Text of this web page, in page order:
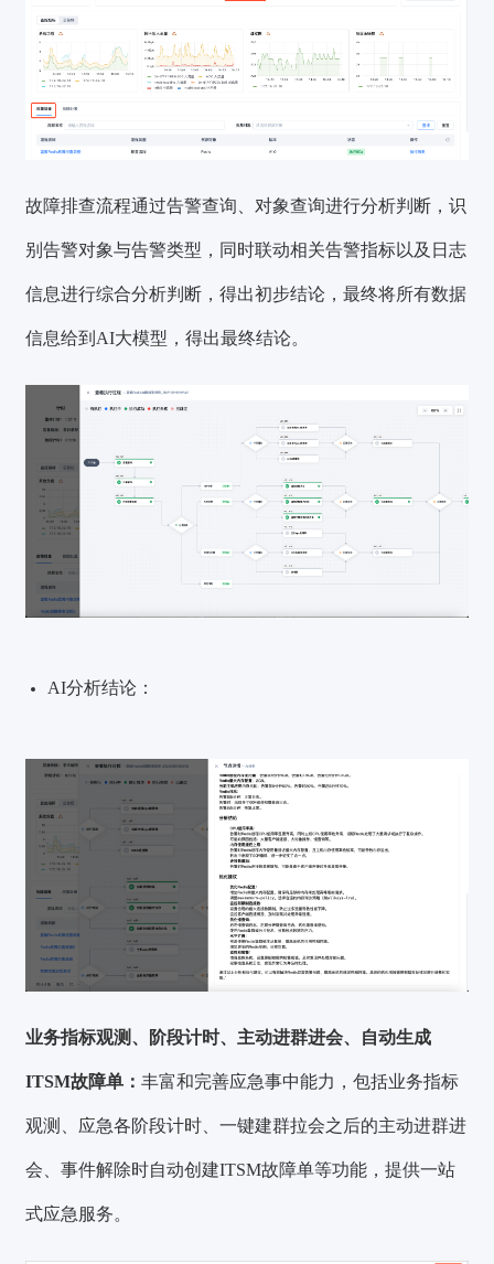
故障排查流程通过告警查询、对象查询进行分析判断，识
别告警对象与告警类型，同时联动相关告警指标以及日志
信息进行综合分析判断，得出初步结论，最终将所有数据
信息给到AI大模型，得出最终结论。
AI分析结论：
业务指标观测、阶段计时、主动进群进会、自动生成
ITSM故障单：丰富和完善应急事中能力，包括业务指标
观测、应急各阶段计时、一键建群拉会之后的主动进群进
会、事件解除时自动创建ITSM故障单等功能，提供一站
式应急服务。